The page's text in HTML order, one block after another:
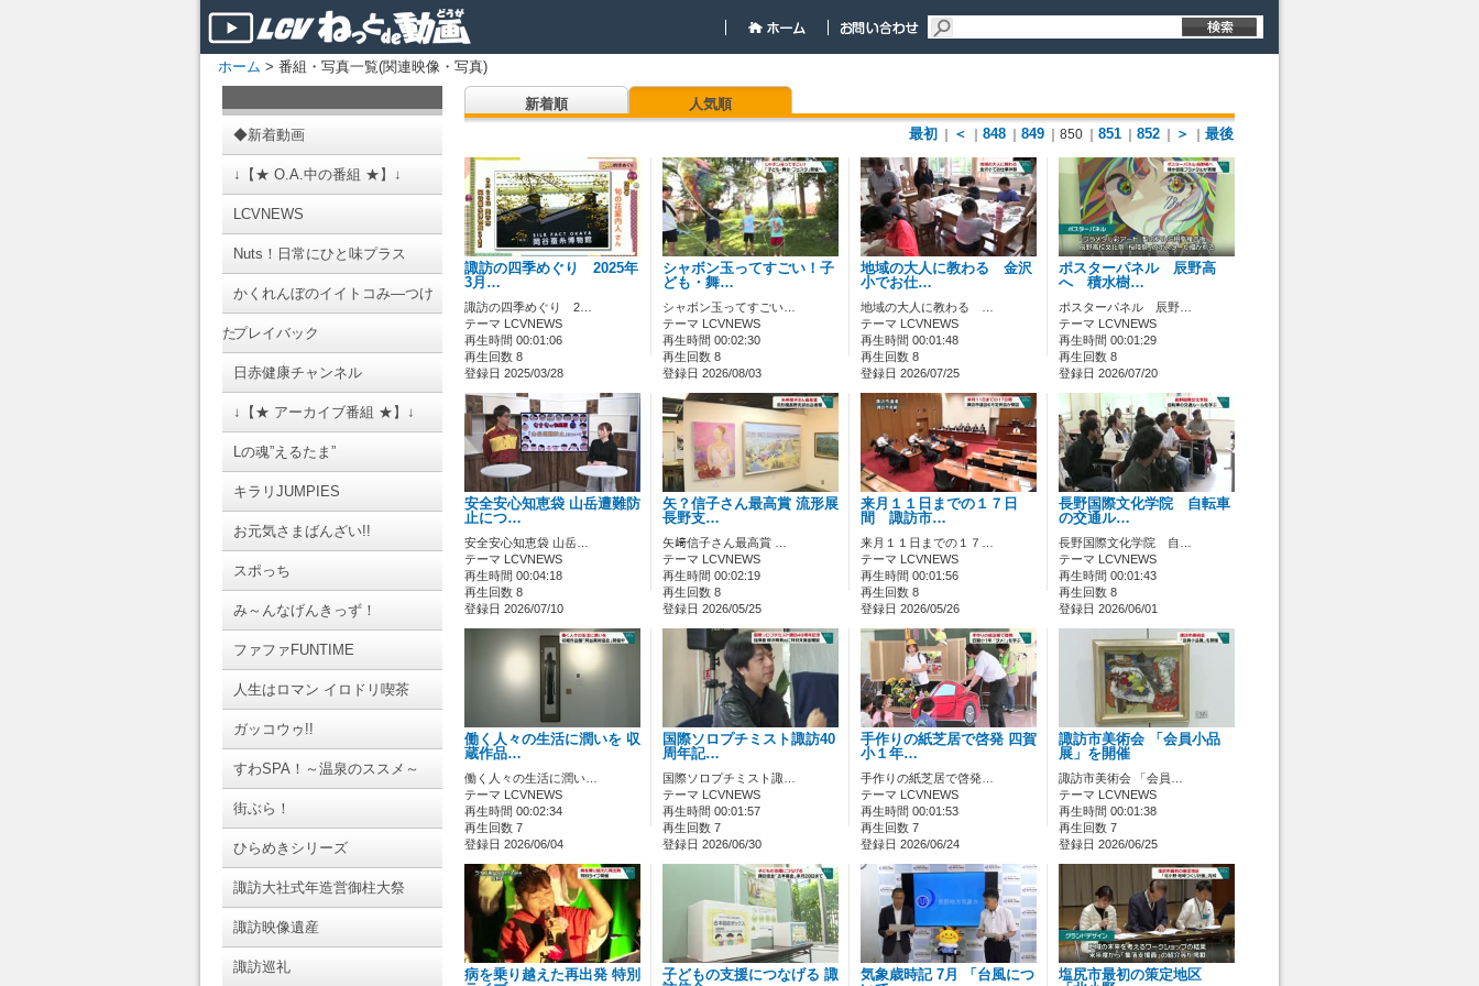
ホーム > 番組・写真一覧(関連映像・写真)
◆新着動画
↓【★ O.A.中の番組 ★】↓
LCVNEWS
Nuts！日常にひと味プラス
かくれんぼのイイトコみ―つけ
たプレイバック
日赤健康チャンネル
↓【★ アーカイブ番組 ★】↓
Lの魂”えるたま”
キラリJUMPIES
お元気さまばんざい!!
スポっち
み～んなげんきっず！
ファファFUNTIME
人生はロマン イロドリ喫茶
ガッコウゥ!!
すわSPA！～温泉のススメ～
街ぶら！
ひらめきシリーズ
諏訪大社式年造営御柱大祭
諏訪映像遺産
諏訪巡礼
新着順
人気順
最初
＜ 848 849 ｜850 851 852 ＞ 最後
諏訪の四季めぐり 2025年
3月…
諏訪の四季めぐり 2…
テーマ LCVNEWS
再生時間 00:01:06
再生回数 8
登録日 2025/03/28
シャボン玉ってすごい！子
ども・舞…
シャボン玉ってすごい…
テーマ LCVNEWS
再生時間 00:02:30
再生回数 8
登録日 2026/08/03
地域の大人に教わる 金沢
小でお仕…
地域の大人に教わる …
テーマ LCVNEWS
再生時間 00:01:48
再生回数 8
登録日 2026/07/25
ポスターパネル 辰野高
へ 積水樹…
ポスターパネル 辰野…
テーマ LCVNEWS
再生時間 00:01:29
再生回数 8
登録日 2026/07/20
安全安心知恵袋 山岳遭難防
止につ…
安全安心知恵袋 山岳…
テーマ LCVNEWS
再生時間 00:04:18
再生回数 8
登録日 2026/07/10
矢？信子さん最高賞 流形展
長野支…
矢﨑信子さん最高賞 …
テーマ LCVNEWS
再生時間 00:02:19
再生回数 8
登録日 2026/05/25
来月１１日までの１７日
間 諏訪市…
来月１１日までの１７…
テーマ LCVNEWS
再生時間 00:01:56
再生回数 8
登録日 2026/05/26
長野国際文化学院 自転車
の交通ル…
長野国際文化学院 自…
テーマ LCVNEWS
再生時間 00:01:43
再生回数 8
登録日 2026/06/01
働く人々の生活に潤いを 収
蔵作品…
働く人々の生活に潤い…
テーマ LCVNEWS
再生時間 00:02:34
再生回数 7
登録日 2026/06/04
国際ソロプチミスト諏訪40
周年記…
国際ソロプチミスト諏…
テーマ LCVNEWS
再生時間 00:01:57
再生回数 7
登録日 2026/06/30
手作りの紙芝居で啓発 四賀
小１年…
手作りの紙芝居で啓発…
テーマ LCVNEWS
再生時間 00:01:53
再生回数 7
登録日 2026/06/24
諏訪市美術会 「会員小品
展」を開催
諏訪市美術会 「会員…
テーマ LCVNEWS
再生時間 00:01:38
再生回数 7
登録日 2026/06/25
病を乗り越えた再出発 特別
子どもの支援につなげる 諏
気象歳時記 7月 「台風につ
塩尻市最初の策定地区